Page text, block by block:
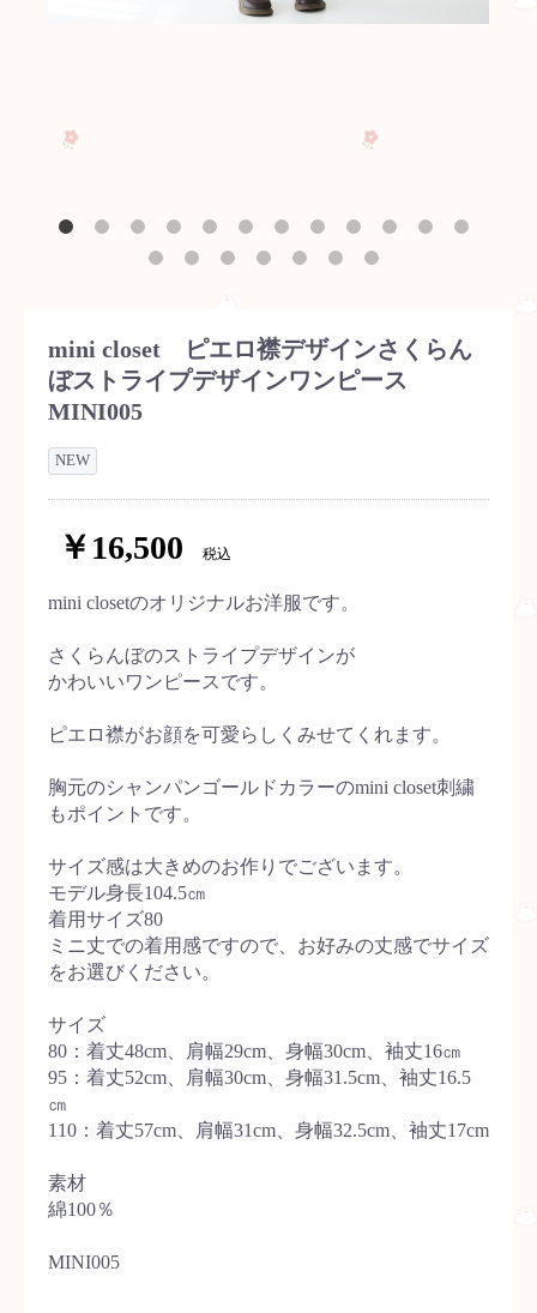
mini closet ピエロ襟デザインさくらん
ぼストライプデザインワンピース
MINI005
NEW
￥16,500 税込
mini closetのオリジナルお洋服です。
さくらんぼのストライプデザインが
かわいいワンピースです。
ピエロ襟がお顔を可愛らしくみせてくれます。
胸元のシャンパンゴールドカラーのmini closet刺繍
もポイントです。
サイズ感は大きめのお作りでございます。
モデル身長104.5㎝
着用サイズ80
ミニ丈での着用感ですので、お好みの丈感でサイズ
をお選びください。
サイズ
80：着丈48cm、肩幅29cm、身幅30cm、袖丈16㎝
95：着丈52cm、肩幅30cm、身幅31.5cm、袖丈16.5
㎝
110：着丈57cm、肩幅31cm、身幅32.5cm、袖丈17cm
素材
綿100％
MINI005